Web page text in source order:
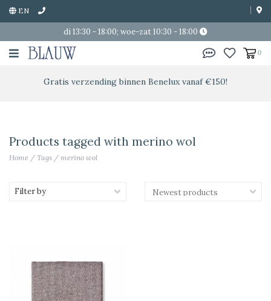
EN
di 13:30 - 18:00; woe-zat 10:30 - 18:00
0
Gratis verzending binnen Benelux vanaf €150!
Products tagged with merino wol
Home / Tags / merino wol
Filter by